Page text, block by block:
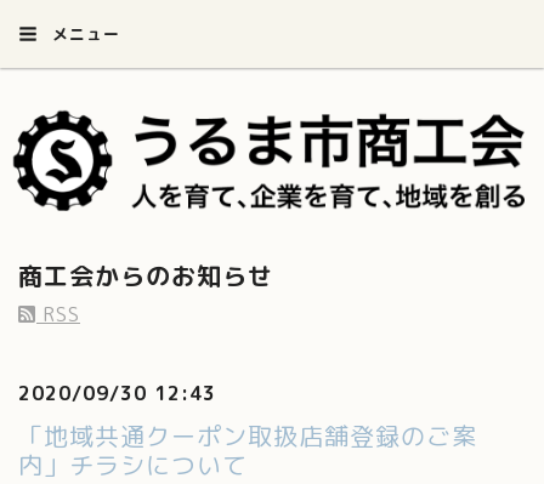
メニュー
商工会からのお知らせ
RSS
2020/09/30 12:43
「地域共通クーポン取扱店舗登録のご案
内」チラシについて